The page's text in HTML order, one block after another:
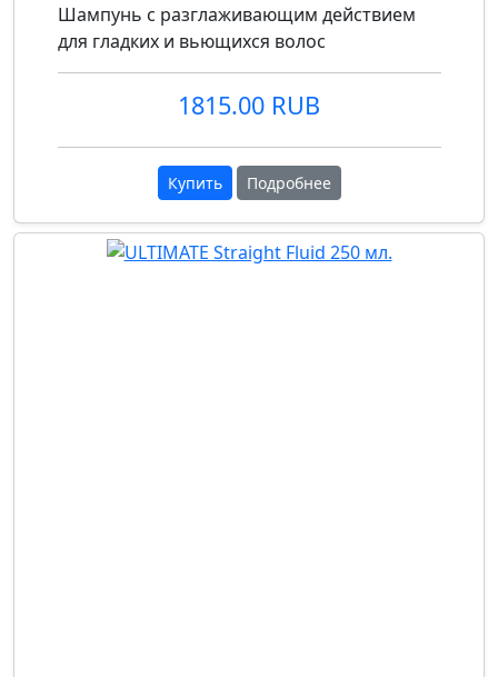
Шампунь с разглаживающим действием
для гладких и вьющихся волос
1815.00 RUB
Купить Подробнее